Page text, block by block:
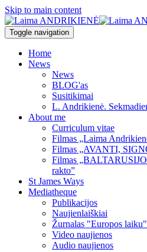
Skip to main content
Toggle navigation
Home
News
News
BLOG'as
Susitikimai
L. Andrikienė.
About me
Curriculum vitae
Filmas „Laima
Filmas „AVANTI,
Filmas
rakto”
St James Ways
Mediatheque
Publikacijos
Naujienlaiškiai
Žurnalas "Europos laiku"
Video naujienos
Audio naujienos